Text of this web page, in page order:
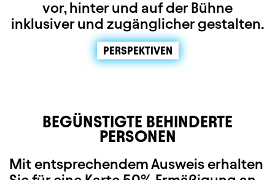
vor, hinter und auf der Bühne
inklusiver und zugänglicher gestalten.
PERSPEKTIVEN
BEGÜNSTIGTE BEHINDERTE
PERSONEN
Mit entsprechendem Ausweis erhalten